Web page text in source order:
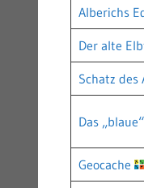
Alberichs
Der alte
Schatz des
Das
Geocache